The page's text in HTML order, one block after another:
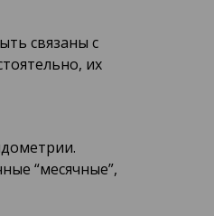
связаны с
их
“месячные”,